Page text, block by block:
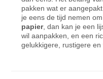
pakken wat er
je eens de tijd nemen
papier, dan kan je een
wil aanpakken, en een
gelukkigere, rustigere en